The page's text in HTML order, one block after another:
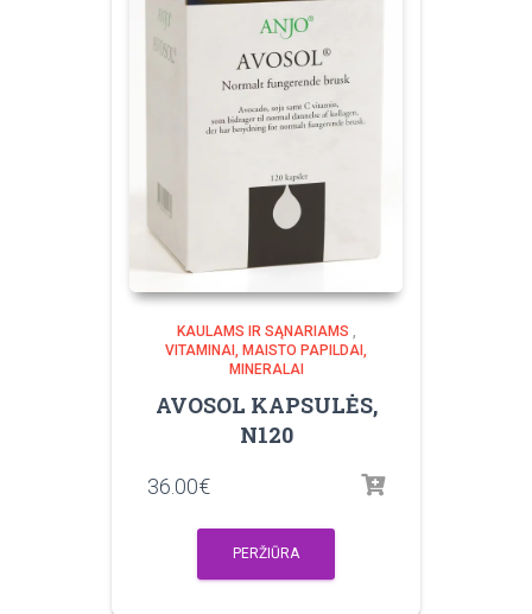
KAULAMS IR SĄNARIAMS
VITAMINAI, MAISTO PAPILDAI,
MINERALAI
AVOSOL KAPSULĖS,
N120
36.00€
PERŽIŪRA